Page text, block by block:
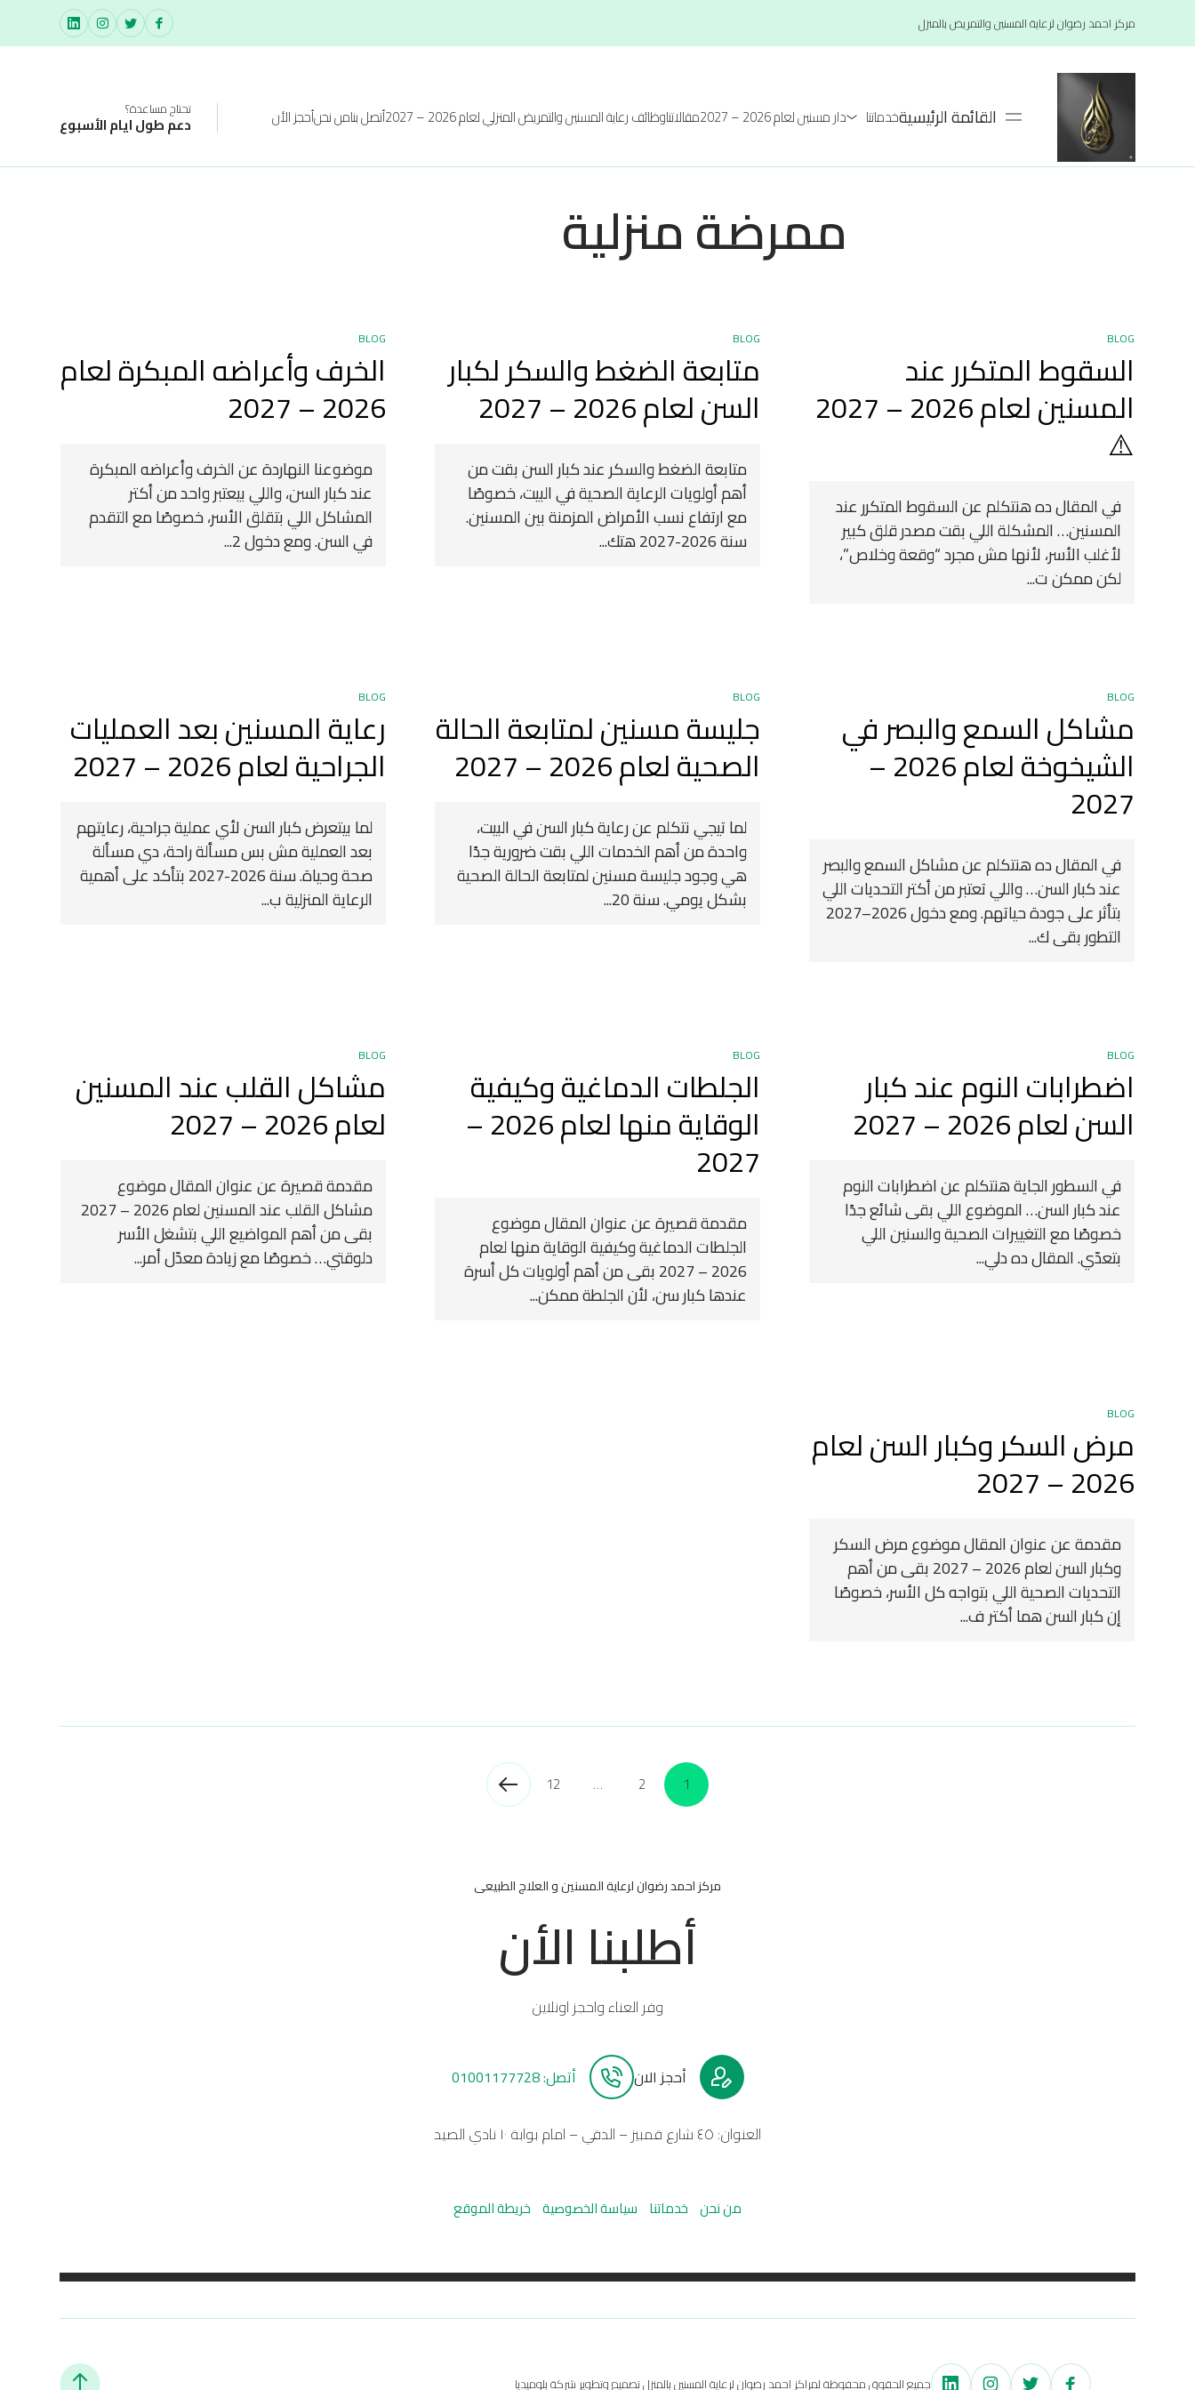
مركز احمد رضوان لرعاية المسنين والتمريض بالمنزل
القائمة الرئيسيةخدماتنا دار مسنين لعام 2026 – 2027 مقالاتناوظائف رعاية المسنين والتمريض المنزلي لعام 2026 – 2027 أتصل بنامن نحنأحجز الأن تحتاج مساعدة؟
دعم طول ايام الأسبوع
ممرضة منزلية
BLOG
السقوط المتكرر عند
المسنين لعام 2026 – 2027
⚠️
في المقال ده هنتكلم عن السقوط المتكرر عند
المسنين… المشكلة اللي بقت مصدر قلق كبير
لأغلب الأسر، لأنها مش مجرد “وقعة وخلاص”،
لكن ممكن ت...
BLOG
متابعة الضغط والسكر لكبار
السن لعام 2026 – 2027
متابعة الضغط والسكر عند كبار السن بقت من
أهم أولويات الرعاية الصحية في البيت، خصوصًا
مع ارتفاع نسب الأمراض المزمنة بين المسنين.
سنة 2026-2027 هتك...
BLOG
الخرف وأعراضه المبكرة لعام
2026 – 2027
موضوعنا النهاردة عن الخرف وأعراضه المبكرة
عند كبار السن، واللي بيعتبر واحد من أكتر
المشاكل اللي بتقلق الأسر، خصوصًا مع التقدم
في السن. ومع دخول 2...
BLOG
مشاكل السمع والبصر في
الشيخوخة لعام 2026 –
2027 ️
في المقال ده هنتكلم عن مشاكل السمع والبصر
عند كبار السن… واللي تعتبر من أكتر التحديات اللي
بتأثر على جودة حياتهم. ومع دخول 2026–2027
التطور بقى ك...
BLOG
جليسة مسنين لمتابعة الحالة
الصحية لعام 2026 – 2027
لما تيجي نتكلم عن رعاية كبار السن في البيت،
واحدة من أهم الخدمات اللي بقت ضرورية جدًا
هي وجود جليسة مسنين لمتابعة الحالة الصحية
بشكل يومي. سنة 20...
BLOG
رعاية المسنين بعد العمليات
الجراحية لعام 2026 – 2027
لما بيتعرض كبار السن لأي عملية جراحية، رعايتهم
بعد العملية مش بس مسألة راحة، دي مسألة
صحة وحياة. سنة 2026-2027 بتأكد على أهمية
الرعاية المنزلية ب...
BLOG
اضطرابات النوم عند كبار
السن لعام 2026 – 2027
في السطور الجاية هنتكلم عن اضطرابات النوم
عند كبار السن… الموضوع اللي بقى شائع جدًا
خصوصًا مع التغييرات الصحية والسنين اللي
بتعدّي. المقال ده دلي...
BLOG
الجلطات الدماغية وكيفية
الوقاية منها لعام 2026 –
2027
مقدمة قصيرة عن عنوان المقال موضوع
الجلطات الدماغية وكيفية الوقاية منها لعام
2026 – 2027 بقى من أهم أولويات كل أسرة
عندها كبار سن، لأن الجلطة ممكن...
BLOG
مشاكل القلب عند المسنين
لعام 2026 – 2027
مقدمة قصيرة عن عنوان المقال موضوع
مشاكل القلب عند المسنين لعام 2026 – 2027
بقى من أهم المواضيع اللي بتشغل الأسر
دلوقتي… خصوصًا مع زيادة معدّل أمر...
BLOG
مرض السكر وكبار السن لعام
2026 – 2027
مقدمة عن عنوان المقال موضوع مرض السكر
وكبار السن لعام 2026 – 2027 بقى من أهم
التحديات الصحية اللي بتواجه كل الأسر، خصوصًا
إن كبار السن هما أكتر ف...
1
2
…
12
مركز احمد رضوان لرعاية المسنين و العلاج الطبيعى
أطلبنا الأن
وفر العناء واحجز اونلاين
أحجز الان أتصل: 01001177728
العنوان: ٤٥ شارع قمبيز – الدقي – امام بوابة ١٠ نادي الصيد
من نحن خدماتنا سياسة الخصوصية خريطة الموقع
جميع الحقوق محفوظة لمراكز احمد رضوان لرعاية المسنين بالمنزل تصميم وتطوير شركة بلوميديا